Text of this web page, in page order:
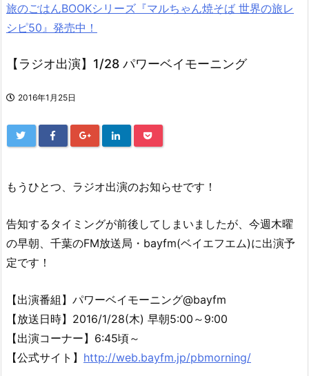
旅のごはんBOOKシリーズ『マルちゃん焼そば 世界の旅レ
シピ50』発売中！
【ラジオ出演】1/28 パワーベイモーニング
2016年1月25日
もうひとつ、ラジオ出演のお知らせです！
告知するタイミングが前後してしまいましたが、今週木曜
の早朝、千葉のFM放送局・bayfm(ベイエフエム)に出演予
定です！
【出演番組】パワーベイモーニング@bayfm
【放送日時】2016/1/28(木) 早朝5:00～9:00
【出演コーナー】6:45頃～
【公式サイト】 http://web.bayfm.jp/pbmorning/